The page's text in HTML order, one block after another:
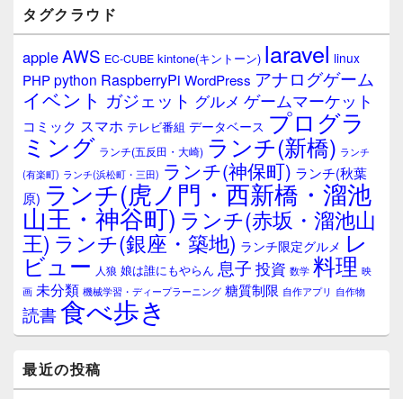
ウ
ィ
ジ
ェ
ア
タグクラウド
appleAWS EC-CUBE kintone(キントーン) laravel linux
PHPpython RaspberryPi WordPress アナログゲーム
イベント ガジェット グルメ ゲームマーケット
コミック スマホ テレビ番組 データベース プログラ
ミング ランチ(五反田・大崎) ランチ(新橋) ランチ
(有楽町) ランチ(浜松町・三田) ランチ(神保町) ランチ(秋葉
原) ランチ(虎ノ門・西新橋・溜池
山王・神谷町) ランチ(赤坂・溜池山
王) ランチ(銀座・築地) ランチ限定グルメ レ
ビュー 人狼 娘は誰にもやらん 息子 投資 数学 料理 映
画 未分類 機械学習・ディープラーニング 糖質制限 自作アプリ 自作物
読書食べ歩き
最近の投稿